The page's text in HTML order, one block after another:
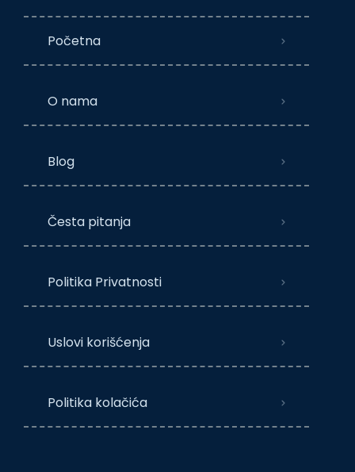
Početna
O nama
Blog
Česta pitanja
Politika Privatnosti
Uslovi korišćenja
Politika kolačića